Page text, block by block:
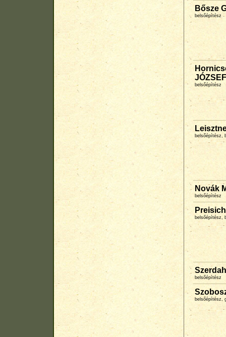
Bősze
belsőépítész
belsőépítész
belsőépítész,
Novák
belsőépítész
belsőépítész,
belsőépítész
belsőépítész,